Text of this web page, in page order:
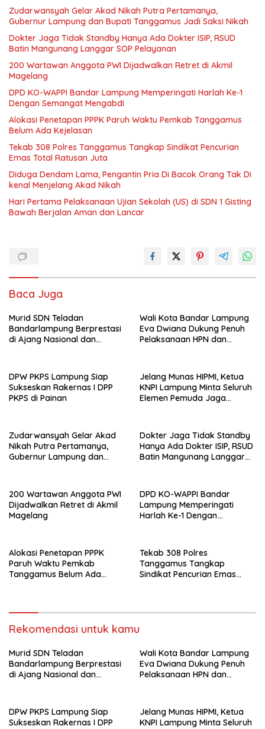
Zudarwansyah Gelar Akad Nikah Putra Pertamanya,
Gubernur Lampung dan Bupati Tanggamus Jadi Saksi Nikah
Dokter Jaga Tidak Standby Hanya Ada Dokter ISIP, RSUD
Batin Mangunang Langgar SOP Pelayanan
200 Wartawan Anggota PWI Dijadwalkan Retret di Akmil
Magelang
DPD KO-WAPPI Bandar Lampung Memperingati Harlah Ke-1
Dengan Semangat Mengabdi
Alokasi Penetapan PPPK Paruh Waktu Pemkab Tanggamus
Belum Ada Kejelasan
Tekab 308 Polres Tanggamus Tangkap Sindikat Pencurian
Emas Total Ratusan Juta
Diduga Dendam Lama, Pengantin Pria Di Bacok Orang Tak Di
kenal Menjelang Akad Nikah
Hari Pertama Pelaksanaan Ujian Sekolah (US) di SDN 1 Gisting
Bawah Berjalan Aman dan Lancar
Baca Juga
Murid SDN Teladan
Bandarlampung Berprestasi
di Ajang Nasional dan
Wali Kota Bandar Lampung
Eva Dwiana Dukung Penuh
Pelaksanaan HPN dan
DPW PKPS Lampung Siap
Sukseskan Rakernas I DPP
PKPS di Painan
Jelang Munas HIPMI, Ketua
KNPI Lampung Minta Seluruh
Elemen Pemuda Jaga
Zudarwansyah Gelar Akad
Nikah Putra Pertamanya,
Gubernur Lampung dan
Dokter Jaga Tidak Standby
Hanya Ada Dokter ISIP, RSUD
Batin Mangunang Langgar
200 Wartawan Anggota PWI
Dijadwalkan Retret di Akmil
Magelang
DPD KO-WAPPI Bandar
Lampung Memperingati
Harlah Ke-1 Dengan
Alokasi Penetapan PPPK
Paruh Waktu Pemkab
Tanggamus Belum Ada
Tekab 308 Polres
Tanggamus Tangkap
Sindikat Pencurian Emas
Rekomendasi untuk kamu
Murid SDN Teladan
Bandarlampung Berprestasi
di Ajang Nasional dan
Wali Kota Bandar Lampung
Eva Dwiana Dukung Penuh
Pelaksanaan HPN dan
DPW PKPS Lampung Siap
Sukseskan Rakernas I DPP
Jelang Munas HIPMI, Ketua
KNPI Lampung Minta Seluruh